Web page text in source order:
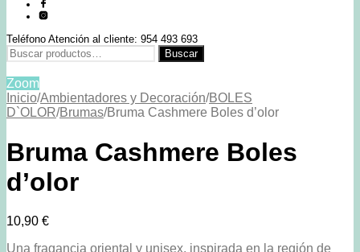
Teléfono Atención al cliente: 954 493 693
Buscar
por:
Buscar
Zoom
Inicio/Ambientadores y Decoración/BOLES
D`OLOR/Brumas/Bruma Cashmere Boles d’olor
Bruma Cashmere Boles
d’olor
10,90 €
Una fragancia oriental y unisex, inspirada en la región de